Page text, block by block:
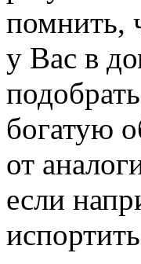
помнить,
у Вас в
богатую
от
если